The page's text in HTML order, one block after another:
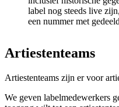
label nog steeds live
een nummer met
Artiestenteams
Artiestenteams zijn er voor
We geven labelmedewerkers